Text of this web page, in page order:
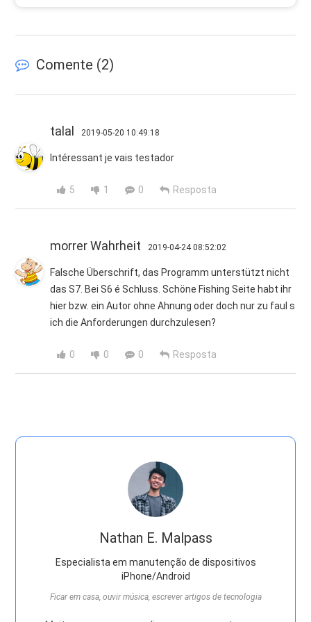
Comente (2)
talal 2019-05-20 10:49:18
Intéressant je vais testador
5 1 0 Resposta
morrer Wahrheit 2019-04-24 08:52:02
Falsche Überschrift, das Programm unterstützt nicht
das S7. Bei S6 é Schluss. Schöne Fishing Seite habt ihr
hier bzw. ein Autor ohne Ahnung oder doch nur zu faul s
ich die Anforderungen durchzulesen?
0 0 0 Resposta
Nathan E. Malpass
Especialista em manutenção de dispositivos
iPhone/Android
Ficar em casa, ouvir música, escrever artigos de tecnologia